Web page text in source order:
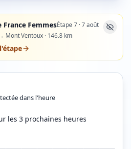
France FemmesÉtape7 ·7 août
Mont Ventoux · 146.8 km
dans l'heure
les 3 prochaines heures